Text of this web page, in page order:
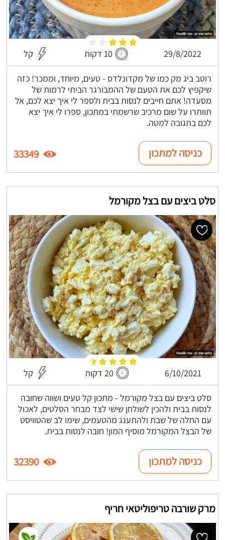
29/8/2022 10 דקות קל
רוטב ביג מק כמו של מקדונלדס - טעים, מיוחד, וממכר! כזה
שיקפיץ לכם את הטעם של ההמבורגר הביתי לרמות של
מסעדה! אתם חייבים לנסות בבית ולספר לי איך יצא לכם, אל
תוותרו על שום מרכיב שרשמתי במתכון, ספרו לי איך יצא
לכם בתגובה למטה.
כניסה למתכון 33349
סלט ביצים עם בצל מקורמל
6/10/2021 20 דקות קל
סלט ביצים עם בצל מקורמל - מתכון קל טעים ושווה שחובה
לנסות בבית ולהכין לשולחן שישי לצד מבחר הסלטים, לאכול
עם החלה של שבת ולהתענג מהטעמים, שימו לב שהטוויסט
של הבצל המקורמל מוסיף המון! חובה לנסות בבית.
כניסה למתכון 32390
מרק שורבה טריפוליטאי חריף